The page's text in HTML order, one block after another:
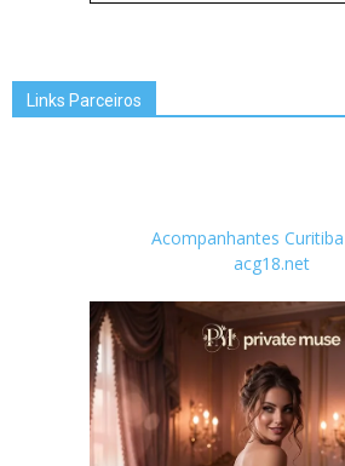
Links Parceiros
Acompanhantes
acg18.net